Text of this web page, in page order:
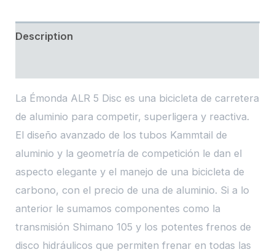
Description
La Émonda ALR 5 Disc es una bicicleta de carretera
de aluminio para competir, superligera y reactiva.
El diseño avanzado de los tubos Kammtail de
aluminio y la geometría de competición le dan el
aspecto elegante y el manejo de una bicicleta de
carbono, con el precio de una de aluminio. Si a lo
anterior le sumamos componentes como la
transmisión Shimano 105 y los potentes frenos de
disco hidráulicos que permiten frenar en todas las